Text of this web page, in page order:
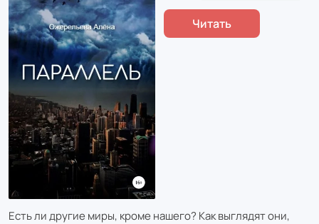
Читать
Есть ли другие миры, кроме нашего? Как выглядят они,